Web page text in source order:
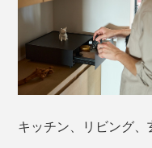
キッチン、リビング、